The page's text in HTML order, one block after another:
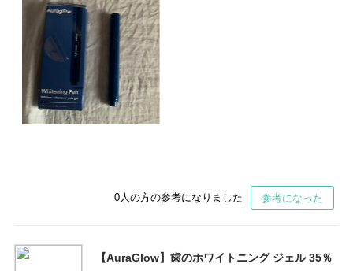
0人の方の参考になりました 参考になった
【AuraGlow】歯のホワイトニング ジェル 35％